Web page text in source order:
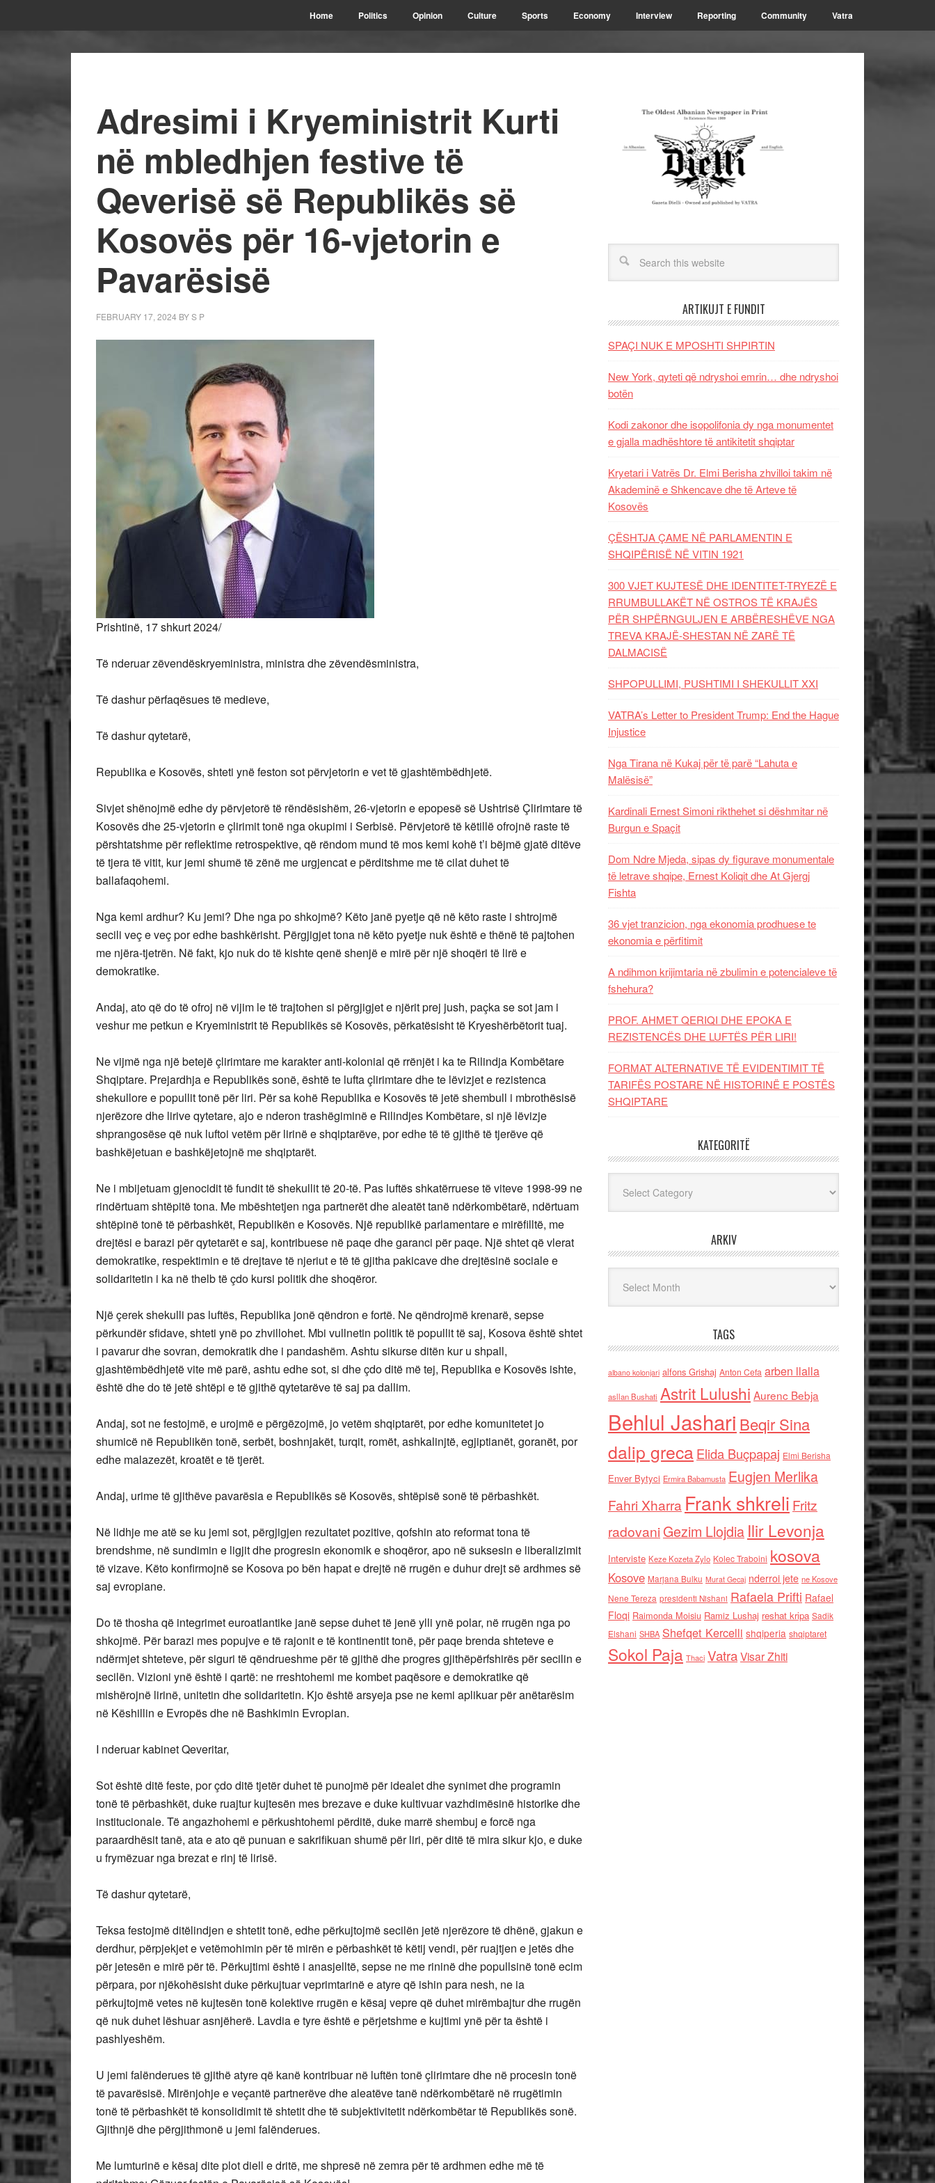
Home Politics Opinion Culture Sports Economy Interview Reporting Community Vatra
Adresimi i Kryeministrit Kurti
në mbledhjen festive të
Qeverisë së Republikës së
Kosovës për 16-vjetorin e
Pavarësisë
FEBRUARY 17, 2024 BYS P
Prishtinë, 17 shkurt 2024/
Të nderuar zëvendëskryeministra, ministra dhe zëvendësministra,
Tëdashur përfaqësues të medieve,
Të dashur qytetarë,
Republika e Kosovës, shteti ynë feston sot përvjetorin e vet të gjashtëmbëdhjetë.
Sivjet shënojmë edhe dy përvjetorë të rëndësishëm, 26-vjetorin e epopesë së Ushtrisë Çlirimtare të
Kosovës dhe 25-vjetorin e çlirimit tonë nga okupimi i Serbisë. Përvjetorë të këtillë ofrojnë raste të
përshtatshme për reflektime retrospektive, që rëndom mund të mos kemi kohë t’i bëjmë gjatë ditëve
të tjera të vitit, kur jemi shumë të zënë me urgjencat e përditshme me të cilat duhet të
ballafaqohemi.
Nga kemi ardhur? Ku jemi? Dhe nga po shkojmë? Këto janë pyetje që në këto raste i shtrojmë
secili veç e veç por edhe bashkërisht. Përgjigjet tona në këto pyetje nuk është e thënë të pajtohen
me njëra-tjetrën. Në fakt, kjo nuk do të kishte qenë shenjë e mirë për një shoqëri të lirë e
demokratike.
Andaj, ato që do të ofroj në vijim le të trajtohen si përgjigjet e njërit prej jush, paçka se sot jam i
veshur me petkun e Kryeministrit të Republikës së Kosovës, përkatësisht të Kryeshërbëtorit tuaj.
Ne vijmë nga një betejë çlirimtare me karakter anti-kolonial që rrënjët i ka te Rilindja Kombëtare
Shqiptare. Prejardhja e Republikës sonë, është te lufta çlirimtare dhe te lëvizjet e rezistenca
shekullore e popullit tonë për liri. Për sa kohë Republika e Kosovës të jetë shembull i mbrothësisë
njerëzore dhe lirive qytetare, ajo e nderon trashëgiminë e Rilindjes Kombëtare, si një lëvizje
shprangosëse që nuk luftoi vetëm për lirinë e shqiptarëve, por edhe të të gjithë të tjerëve që
bashkëjetuan e bashkëjetojnë me shqiptarët.
Ne i mbijetuam gjenocidit të fundit të shekullit të 20-të. Pas luftës shkatërruese të viteve 1998-99 ne
rindërtuam shtëpitë tona. Me mbështetjen nga partnerët dhe aleatët tanë ndërkombëtarë, ndërtuam
shtëpinë tonë të përbashkët, Republikën e Kosovës. Një republikë parlamentare e mirëfilltë, me
drejtësi e barazi për qytetarët e saj, kontribuese në paqe dhe garanci për paqe. Një shtet që vlerat
demokratike, respektimin e të drejtave të njeriut e të të gjitha pakicave dhe drejtësinë sociale e
solidaritetin i ka në thelb të çdo kursi politik dhe shoqëror.
Një çerek shekulli pas luftës, Republika jonë qëndron e fortë. Ne qëndrojmë krenarë, sepse
përkundër sfidave, shteti ynë po zhvillohet. Mbi vullnetin politik të popullit të saj, Kosova është shtet
i pavarur dhe sovran, demokratik dhe i pandashëm. Ashtu sikurse ditën kur u shpall,
gjashtëmbëdhjetë vite më parë, ashtu edhe sot, si dhe çdo ditë më tej, Republika e Kosovës ishte,
është dhe do të jetë shtëpi e të gjithë qytetarëve të saj pa dallim.
Andaj, sot ne festojmë, e urojmë e përgëzojmë, jo vetëm shqiptarët, por edhe komunitetet jo
shumicë në Republikën tonë, serbët, boshnjakët, turqit, romët, ashkalinjtë, egjiptianët, goranët, por
edhe malazezët, kroatët e të tjerët.
Andaj, urime të gjithëve pavarësia e Republikës së Kosovës, shtëpisë sonë të përbashkët.
Në lidhje me atë se ku jemi sot, përgjigjen rezultatet pozitive, qofshin ato reformat tona të
brendshme, në sundimin e ligjit dhe progresin ekonomik e shoqëror, apo në suksesin e liberalizimit
të vizave. Këto konfirmojnë se Kosova po bën hapat e drejtë në rrugën e duhur drejt së ardhmes së
saj evropiane.
Do të thosha që integrimet euroatlantike janë sepse duhet të jenë ylli ynë polar, në rrugën nga po
shkojmë. Për barazi mes popujve e të rajonit e të kontinentit tonë, për paqe brenda shteteve e
ndërmjet shteteve, për siguri të qëndrueshme për të gjithë dhe progres gjithëpërfshirës për secilin e
secilën. Vizioni ynë është i qartë: ne rreshtohemi me kombet paqësore e demokratike që
mishërojnë lirinë, unitetin dhe solidaritetin. Kjo është arsyeja pse ne kemi aplikuar për anëtarësim
në Këshillin e Evropës dhe në Bashkimin Evropian.
I nderuar kabinet Qeveritar,
Sot është ditë feste, por çdo ditë tjetër duhet të punojmë për idealet dhe synimet dhe programin
tonë të përbashkët, duke ruajtur kujtesën mes brezave e duke kultivuar vazhdimësinë historike dhe
institucionale. Të angazhohemi e përkushtohemi përditë, duke marrë shembuj e forcë nga
paraardhësit tanë, ata e ato që punuan e sakrifikuan shumë për liri, për ditë të mira sikur kjo, e duke
u frymëzuar nga brezat e rinj të lirisë.
Të dashur qytetarë,
Teksa festojmë ditëlindjen e shtetit tonë, edhe përkujtojmë secilën jetë njerëzore të dhënë, gjakun e
derdhur, përpjekjet e vetëmohimin për të mirën e përbashkët të këtij vendi, për ruajtjen e jetës dhe
për jetesën e mirë për të. Përkujtimi është i anasjelltë, sepse ne me rininë dhe popullsinë tonë ecim
përpara, por njëkohësisht duke përkujtuar veprimtarinë e atyre që ishin para nesh, ne ia
përkujtojmë vetes në kujtesën tonë kolektive rrugën e kësaj vepre që duhet mirëmbajtur dhe rrugën
që nuk duhet lëshuar asnjëherë. Lavdia e tyre është e përjetshme e kujtimi ynë për ta është i
pashlyeshëm.
U jemi falënderues të gjithë atyre që kanë kontribuar në luftën tonë çlirimtare dhe në procesin tonë
të pavarësisë. Mirënjohje e veçantë partnerëve dhe aleatëve tanë ndërkombëtarë në rrugëtimin
tonë të përbashkët të konsolidimit të shtetit dhe të subjektivitetit ndërkombëtar të Republikës sonë.
Gjithnjë dhe përgjithmonë u jemi falënderues.
Me lumturinë e kësaj dite plot diell e dritë, me shpresë në zemra për të ardhmen edhe më të
ARTIKUJT E FUNDIT
SPAÇI NUK E MPOSHTI SHPIRTIN
New York, qyteti që ndryshoi emrin… dhe ndryshoi
botën
Kodi zakonor dhe isopolifonia dy nga monumentet
e gjalla madhështore të antikitetit shqiptar
Kryetari i Vatrës Dr. Elmi Berisha zhvilloi takim në
Akademinë e Shkencave dhe të Arteve të
Kosovës
ÇËSHTJA ÇAME NË PARLAMENTIN E
SHQIPËRISË NË VITIN 1921
300 VJET KUJTESË DHE IDENTITET-TRYEZË E
RRUMBULLAKËT NË OSTROS TË KRAJËS
PËR SHPËRNGULJEN E ARBËRESHËVE NGA
TREVA KRAJË-SHESTAN NË ZARË TË
DALMACISË
SHPOPULLIMI, PUSHTIMI I SHEKULLIT XXI
VATRA’s Letter to President Trump: End the Hague
Injustice
Nga Tirana në Kukaj për të parë “Lahuta e
Malësisë”
Kardinali Ernest Simoni rikthehet si dëshmitar në
Burgun e Spaçit
Dom Ndre Mjeda, sipas dy figurave monumentale
të letrave shqipe, Ernest Koliqit dhe At Gjergj
Fishta
36 vjet tranzicion, nga ekonomia prodhuese te
ekonomia e përfitimit
A ndihmon krijimtaria në zbulimin e potencialeve të
fshehura?
PROF. AHMET QERIQI DHE EPOKA E
REZISTENCЁS DHE LUFTЁS PЁR LIRI!
FORMAT ALTERNATIVE TË EVIDENTIMIT TË
TARIFËS POSTARE NË HISTORINË E POSTËS
SHQIPTARE
KATEGORITË
ARKIV
TAGS
albano kolonjari alfons Grishaj Anton Cefa arben llalla
asllan Bushati Astrit Lulushi Aurenc Bebja
Behlul Jashari Beqir Sina
dalip grecaElida Buçpapaj Elmi Berisha
Enver Bytyci Ermira Babamusta Eugjen Merlika
Fahri Xharra Frank shkreli Fritz
radovaniGezim Llojdia Ilir Levonja
Interviste Keze Kozeta Zylo Kolec Traboini kosova
Kosove Marjana Bulku Murat Gecaj nderroi jete ne Kosove
Nene Tereza presidenti Nishani Rafaela Prifti Rafael
Floqi Raimonda Moisiu Ramiz Lushaj reshat kripa Sadik
Elshani SHBA Shefqet Kercelli shqiperia shqiptaret
Sokol Paja Thaci VatraVisar Zhiti